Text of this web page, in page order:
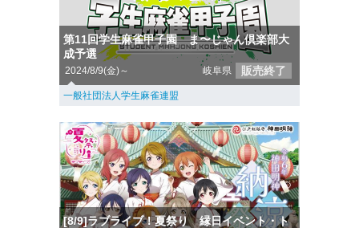
第11回学生麻雀甲子園 ま〜じゃん倶楽部大
成予選
2024/8/9(金)～ 岐阜県 販売終了
一般社団法人学生麻雀連盟
[8/9]ラブライブ！夏祭り 縁日イベント・ト